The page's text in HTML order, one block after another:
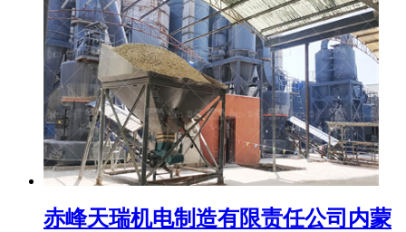
赤峰天瑞机电制造有限责任公司内蒙